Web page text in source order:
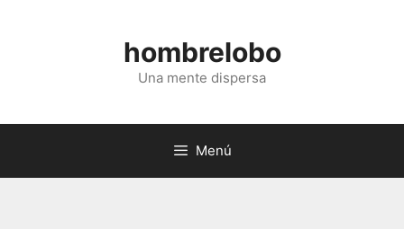
hombrelobo
Una mente dispersa
Menú